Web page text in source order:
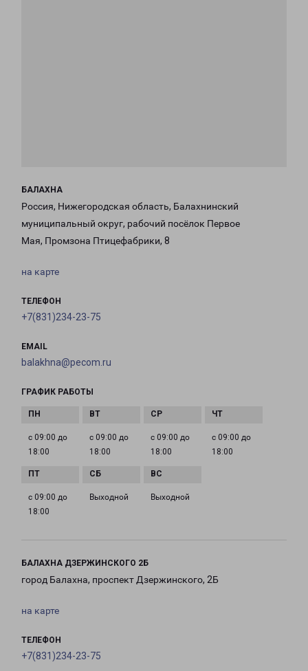
БАЛАХНА
Россия, Нижегородская область, Балахнинский
муниципальный округ, рабочий посёлок Первое
Мая, Промзона Птицефабрики, 8
на карте
ТЕЛЕФОН
+7(831)234-23-75
EMAIL
balakhna@pecom.ru
ГРАФИК РАБОТЫ
с 09:00 до
18:00
с 09:00 до
18:00
с 09:00 до
18:00
с 09:00 до
18:00
с 09:00 до
18:00
Выходной Выходной
БАЛАХНА ДЗЕРЖИНСКОГО 2Б
город Балахна, проспект Дзержинского, 2Б
на карте
ТЕЛЕФОН
+7(831)234-23-75